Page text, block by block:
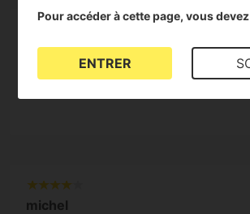
100%
michel
Pour accéder à cette page, vous
ENTRER